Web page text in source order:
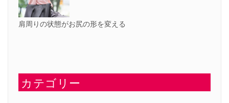
肩周りの状態がお尻の形を変える
カテゴリー